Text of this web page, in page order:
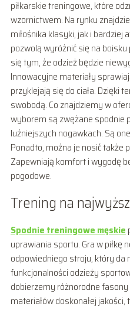
piłkarskie treningowe, które
wzornictwem. Na rynku
miłośnika klasyki, jak i
pozwolą wyróżnić się na
się tym, że odzież będzie
Innowacyjne materiały
przyklejają się do ciała. Dzięki
swobodą. Co znajdziemy w
wyborem są zwężane spodnie
luźniejszych nogawkach. Są
Ponadto, można je nosić także
Zapewniają komfort i wygodę
pogodowe.
Trening na
Spodnie treningowe męskie
uprawiania sportu. Gra w piłkę
odpowiedniego stroju, który
funkcjonalności odzieży
dobierzemy różnorodne
materiałów doskonałej